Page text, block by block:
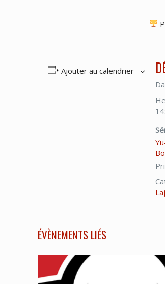
Ajouter au calendrier
ÉVÈNEMENTS LIÉS